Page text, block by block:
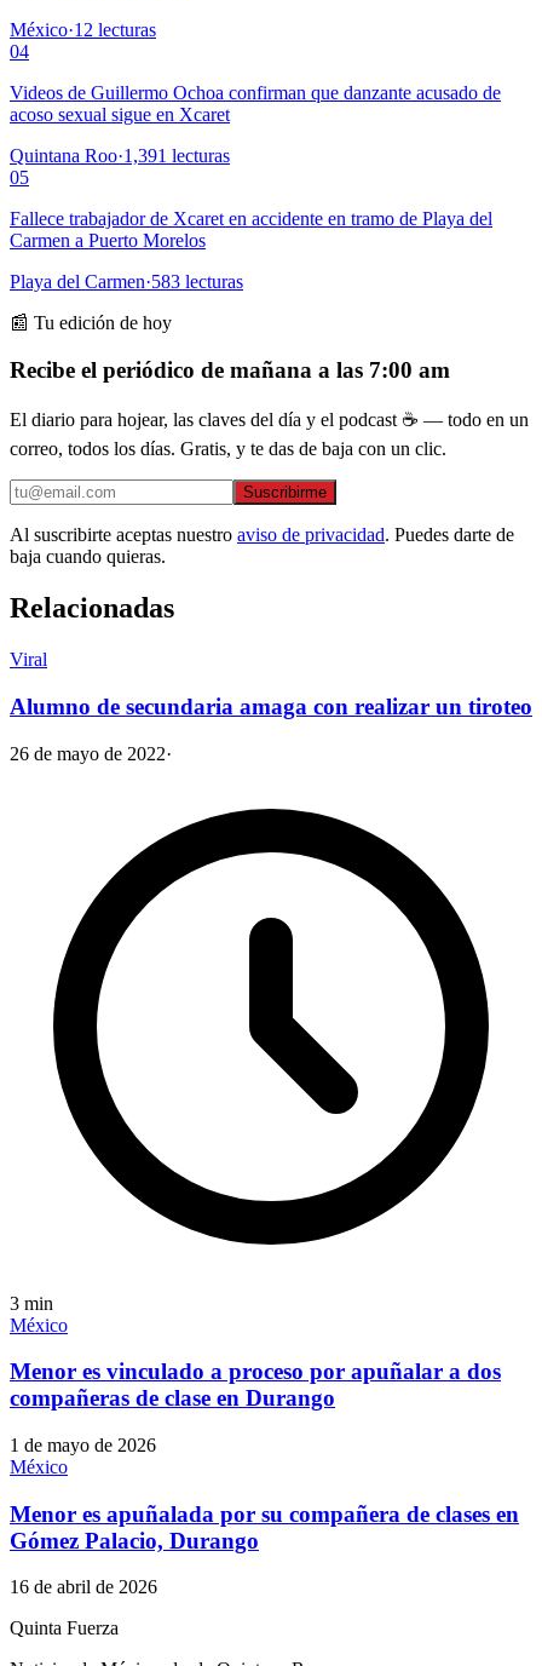
México·12 lecturas
04
Videos de Guillermo Ochoa confirman que danzante acusado de
acoso sexual sigue en Xcaret
Quintana Roo·1,391 lecturas
05
Fallece trabajador de Xcaret en accidente en tramo de Playa del
Carmen a Puerto Morelos
Playa del Carmen·583 lecturas
📰 Tu edición de hoy
Recibe el periódico de mañana a las 7:00 am
El diario para hojear, las claves del día y el podcast ☕ — todo en un
correo, todos los días. Gratis, y te das de baja con un clic.
Suscribirme
Al suscribirte aceptas nuestro aviso de privacidad. Puedes darte de
baja cuando quieras.
Relacionadas
Viral
Alumno de secundaria amaga con realizar un tiroteo
26 de mayo de 2022·
3 min
México
Menor es vinculado a proceso por apuñalar a dos
compañeras de clase en Durango
1 de mayo de 2026
México
Menor es apuñalada por su compañera de clases en
Gómez Palacio, Durango
16 de abril de 2026
Quinta Fuerza